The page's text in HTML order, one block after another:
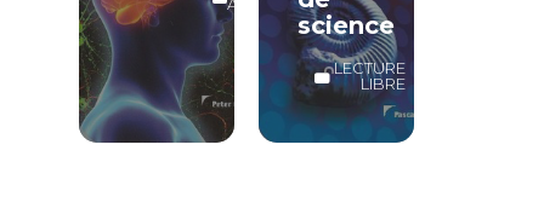
science
LECTURE
LIBRE